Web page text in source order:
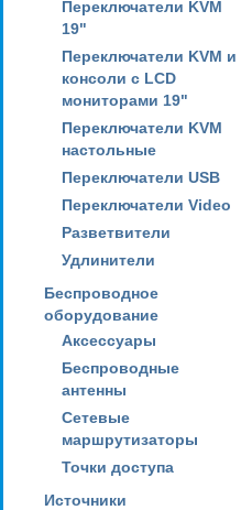
Переключатели KVM
19"
Переключатели KVM и
консоли с LCD
мониторами 19"
Переключатели KVM
настольные
Переключатели USB
Переключатели Video
Разветвители
Удлинители
Беспроводное
оборудование
Аксессуары
Беспроводные
антенны
Сетевые
маршрутизаторы
Точки доступа
Источники